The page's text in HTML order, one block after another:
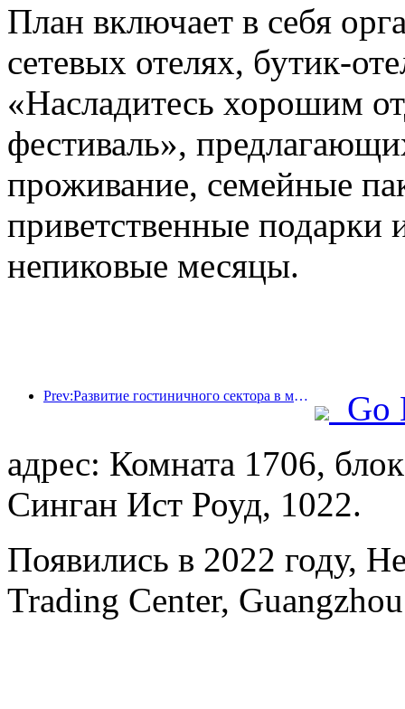
План включает в себя
сетевых отелях, бутик-
«Насладитесь хорошим
фестиваль»,
проживание, семейные
приветственные подарки
непиковые месяцы.
Prev:Развитие гостиничного сектора в мире в 2026 году: Шанхай занимает первое место по увеличению количества номеров.
Go
адрес: Комната 1706,
Синган Ист Роуд, 1022.
Появились в 2022 году,
Trading Center,